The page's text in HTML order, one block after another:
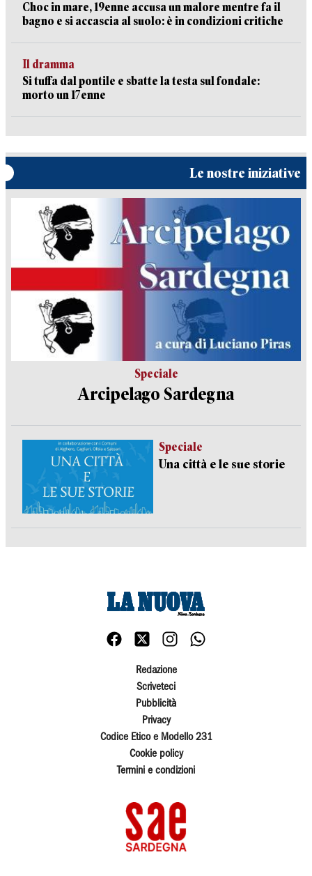
Choc in mare, 19enne accusa un malore mentre fa il
bagno e si accascia al suolo: è in condizioni critiche
Il dramma
Si tuffa dal pontile e sbatte la testa sul fondale:
morto un 17enne
Le nostre iniziative
Speciale
Arcipelago Sardegna
Speciale
Una città e le sue storie
Redazione
Scriveteci
Pubblicità
Privacy
Codice Etico e Modello 231
Cookie policy
Termini e condizioni